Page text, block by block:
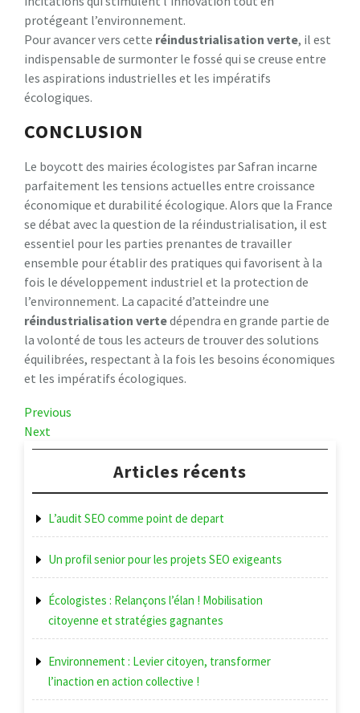
protégeant l’environnement.
Pour avancer vers cette réindustrialisation verte, il est
indispensable de surmonter le fossé qui se creuse entre
les aspirations industrielles et les impératifs
écologiques.
CONCLUSION
Le boycott des mairies écologistes par Safran incarne
parfaitement les tensions actuelles entre croissance
économique et durabilité écologique. Alors que la France
se débat avec la question de la réindustrialisation, il est
essentiel pour les parties prenantes de travailler
ensemble pour établir des pratiques qui favorisent à la
fois le développement industriel et la protection de
l’environnement. La capacité d’atteindre une
réindustrialisation vertedépendra en grande partie de
la volonté de tous les acteurs de trouver des solutions
équilibrées, respectant à la fois les besoins économiques
et les impératifs écologiques.
Navigation
de
l’article
Previous
Post
Previous
Next
Post
Next
Articles récents
L’audit SEO comme point de depart
Un profil senior pour les projets SEO exigeants
Écologistes : Relançons l’élan ! Mobilisation
citoyenne et stratégies gagnantes
Environnement : Levier citoyen, transformer
l’inaction en action collective !